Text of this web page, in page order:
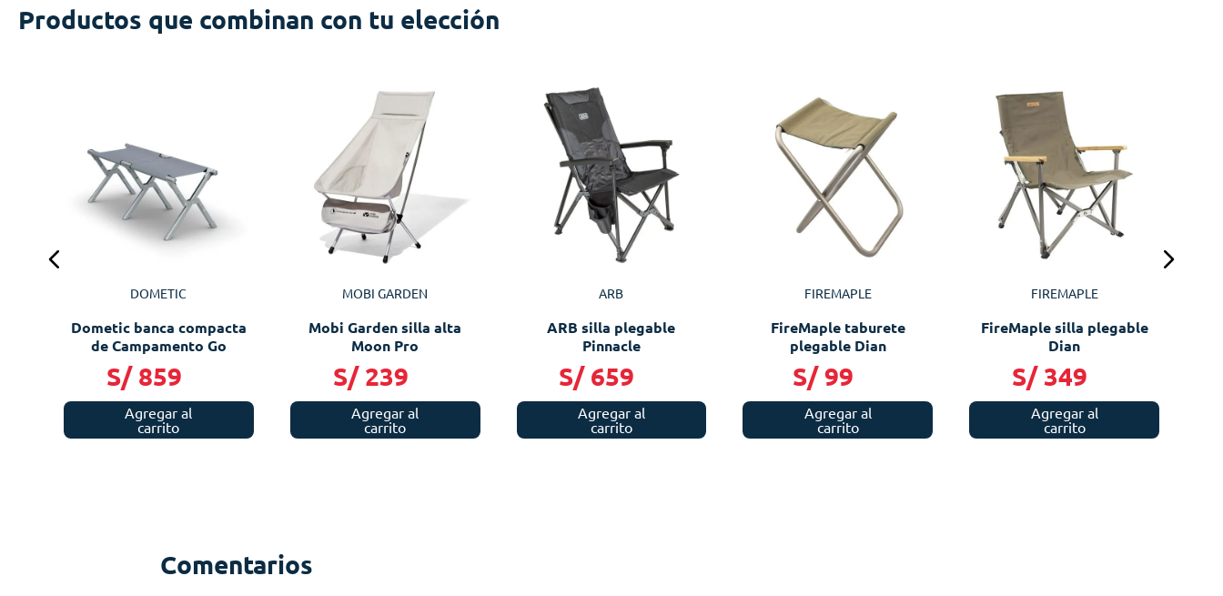
Productos que combinan con tu elección
DOMETIC
Dometic banca compacta
de Campamento Go
S/ 859
Agregar al
carrito
MOBI GARDEN
Mobi Garden silla alta
Moon Pro
S/ 239
Agregar al
carrito
ARB
ARB silla plegable
Pinnacle
S/ 659
Agregar al
carrito
FIREMAPLE
FireMaple taburete
plegable Dian
S/ 99
Agregar al
carrito
FIREMAPLE
FireMaple silla plegable
Dian
S/ 349
Agregar al
carrito
Comentarios